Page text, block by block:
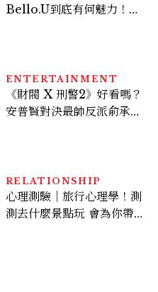
Bello.U到底有何魅力！揭
倦感，超神！
ENTERTAINMENT
《財閥 X 刑警2》好看嗎？
安普賢對決最帥反派俞承
多大？
RELATIONSHIP
心理測驗｜旅行心理學！測
測去什麼景點玩 會為你帶來